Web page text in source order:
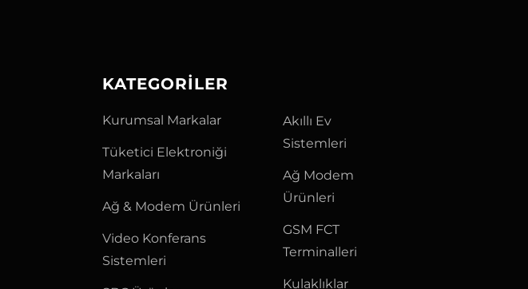
KATEGORILER
Kurumsal Markalar
Tüketici Elektroniği
Markaları
Ağ & Modem Ürünleri
Video Konferans
Sistemleri
Akıllı Ev
Sistemleri
Ağ Modem
Ürünleri
GSM FCT
Terminalleri
Kulaklıklar